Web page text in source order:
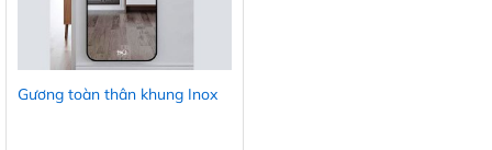
Gương toàn thân khung Inox